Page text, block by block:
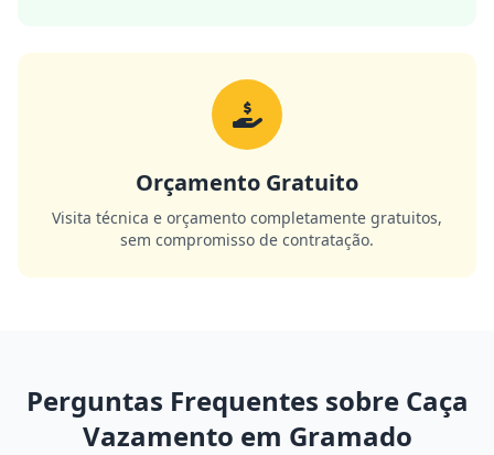
Orçamento Gratuito
Visita técnica e orçamento completamente gratuitos,
sem compromisso de contratação.
Perguntas Frequentes sobre Caça
Vazamento em Gramado